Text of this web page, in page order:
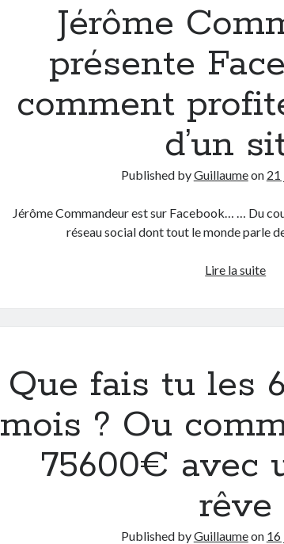
une
pour
Jérôme
présente
comment
d’un
Published byGuillaumeon 21
Jérôme Commandeur est sur Facebook… … Du
réseau social dont tout le monde parle
Lire la suite
Que fais tu les
mois ? Ou
75600€ avec
rêve
Published byGuillaumeon 16